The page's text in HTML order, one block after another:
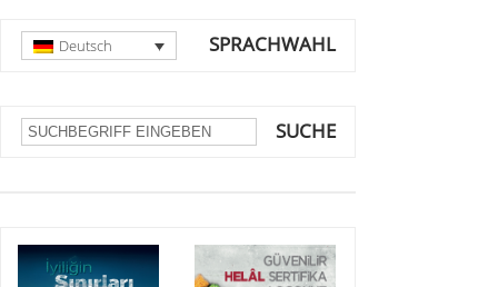
SPRACHWAHL
Deutsch
SUCHE